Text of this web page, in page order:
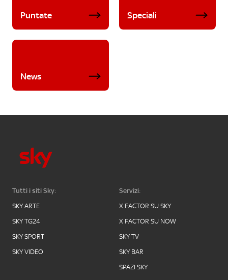
Puntate Speciali
News
Tutti i siti Sky:
SKY ARTE
SKY TG24
SKY SPORT
SKY VIDEO
Servizi:
X FACTOR SU SKY
X FACTOR SU NOW
SKY TV
SKY BAR
SPAZI SKY